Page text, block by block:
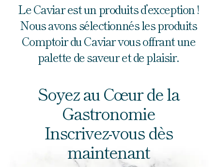
Le Caviar est un produits d’exception !
Nous avons sélectionnés les produits
Comptoir du Caviar vous offrant une
palette de saveur et de plaisir.
Soyez au Cœur de la
Gastronomie
Inscrivez-vous dès
maintenant